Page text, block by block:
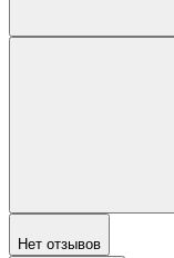
Нет отзывов